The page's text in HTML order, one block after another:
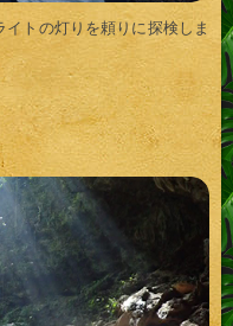
トの灯りを頼りに探検しま